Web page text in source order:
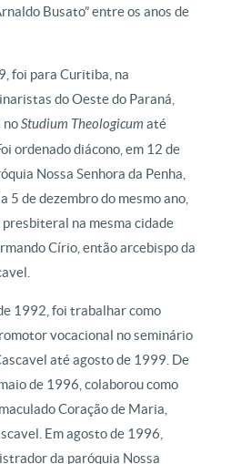
Busato” entre os anos de
foi para Curitiba, na
do Oeste do Paraná,
noStudium Theologicum até
ordenado diácono, em 12 de
Nossa Senhora da Penha,
5 de dezembro do mesmo ano,
na mesma cidade
Círio, então arcebispo da
1992, foi trabalhar como
vocacional no seminário
até agosto de 1999. De
de 1996, colaborou como
Coração de Maria,
Em agosto de 1996,
da paróquia Nossa